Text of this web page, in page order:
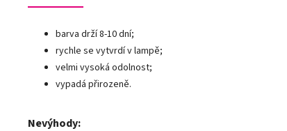
barva drží 8-10 dní;
rychle se vytvrdí v lampě;
velmi vysoká odolnost;
vypadá přirozeně.
Nevýhody: